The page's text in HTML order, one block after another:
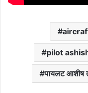
pilot
पायलट आशीष